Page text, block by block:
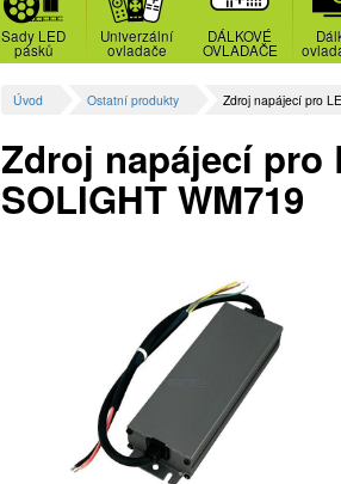
Sady LED
pásků
Univerzální
ovladače
DÁLKOVÉ
OVLADAČE
Úvod Ostatní produkty Zdroj napájecí pro
Zdroj napájecí pro
SOLIGHT WM719